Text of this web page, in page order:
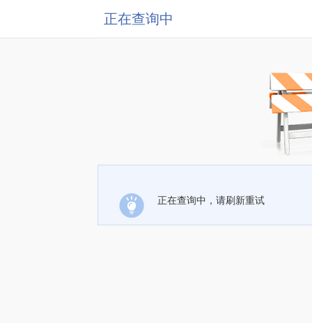
正在查询中
正在查询中，请刷新重试